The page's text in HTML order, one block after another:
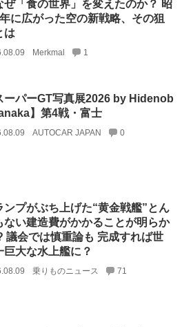
ぜ「食の世界」を変えたのか？ 昭
に広がった空の新戦略、その狙
は
Merkmal 1
ーパーGT写真展2026 by Hidenob
】第4戦・富士
AUTOCAR JAPAN 0
ンプがぶち上げた“黄金戦艦”とん
ない建造費がかかることが明らか
議会では慎重論も 完成すれば世
巨大な水上艦に？
乗りものニュース 71